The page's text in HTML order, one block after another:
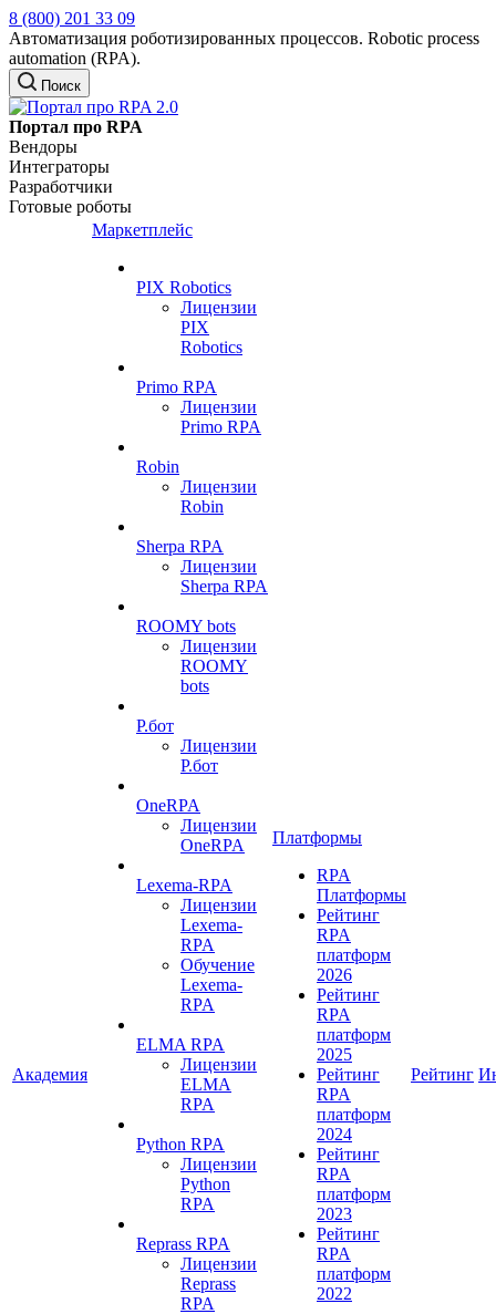
8 (800) 201 33 09
Автоматизация роботизированных процессов. Robotic process
automation (RPA).
Поиск
Портал про RPA
Вендоры
Интеграторы
Разработчики
Готовые роботы
Академия
Маркетплейс
PIX Robotics
Лицензии
PIX
Robotics
Primo RPA
Лицензии
Primo RPA
Robin
Лицензии
Robin
Sherpa RPA
Лицензии
Sherpa RPA
ROOMY bots
Лицензии
ROOMY
bots
Р.бот
Лицензии
Р.бот
OneRPA
Лицензии
OneRPA
Lexema-RPA
Лицензии
Lexema-
RPA
Обучение
Lexema-
RPA
ELMA RPA
Лицензии
ELMA
RPA
Python RPA
Лицензии
Python
RPA
Reprass RPA
Лицензии
Reprass
RPA
Платформы
RPA
Платформы
Рейтинг
RPA
платформ
2026
Рейтинг
RPA
платформ
2025
Рейтинг
RPA
платформ
2024
Рейтинг
RPA
платформ
2023
Рейтинг
RPA
платформ
2022
Рейтинг